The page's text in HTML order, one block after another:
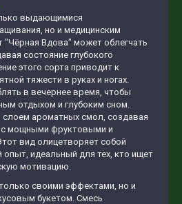
выдающимися
но и медицинским
"Чёрная Вдова" может облегчать
состояние глубокого
этого сорта приводит к
тяжести в руках и ногах.
в вечернее время, чтобы
отдыхом и глубоким сном.
ароматных смол, создавая
мощными фруктовыми и
вид олицетворяет собой
опыт, идеальный для тех, кто ищет
мотивацию.
своими эффектами, но и
букетом. Смесь